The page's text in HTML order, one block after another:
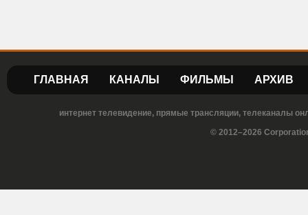
ГЛАВНАЯ КАНАЛЫ ФИЛЬМЫ АРХИВ
интернет телевидение, прямые трансляции, телеканалы
© 2012–2026